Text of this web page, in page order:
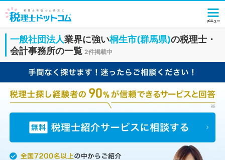
一般社団法人業界に強い桐生市(群馬県)の税理士・
会計事務所の一覧 2件掲載中